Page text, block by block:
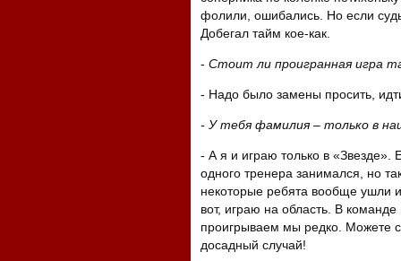
фолили, ошибались. Но если
Добегал тайм кое-как.
- Стоит ли проигранная игра
- Надо было замены просить,
- У тебя фамилия – только в
- А я и играю только в
одного тренера занимался, но
некоторые ребята вообще ушли
вот, играю на область. В
проигрываем мы редко. Можете
досадный случай!